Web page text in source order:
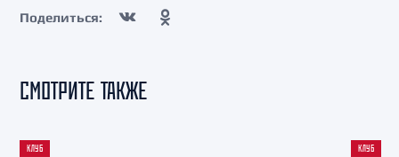
Поделиться:
СМОТРИТЕ ТАКЖЕ
КЛУБ КЛУБ